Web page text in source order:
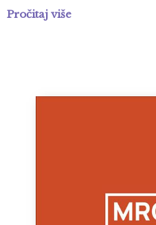
Pročitaj više